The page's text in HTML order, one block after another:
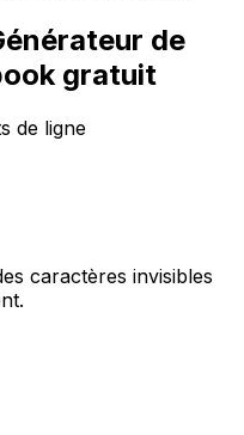
de
gratuit
de ligne
caractères invisibles